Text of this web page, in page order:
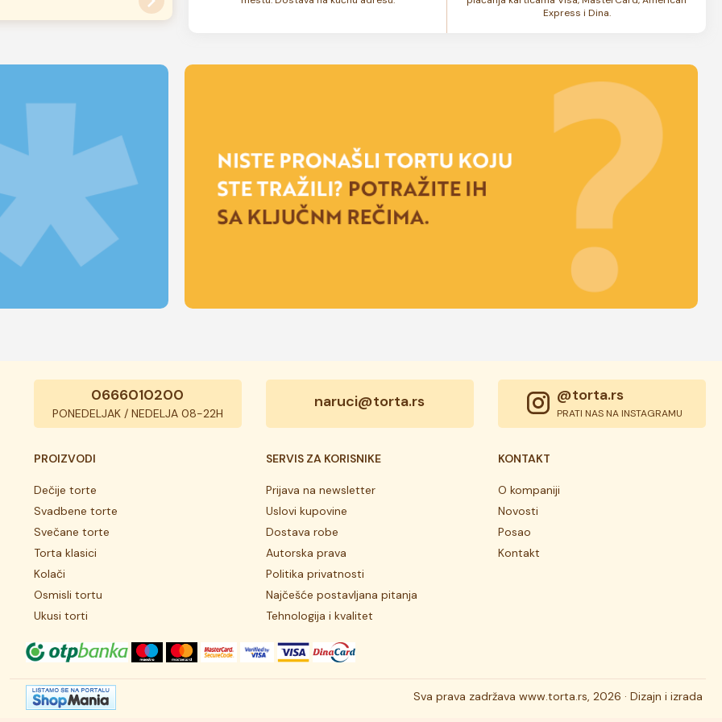
Express i Dina.
0666010200
PONEDELJAK / NEDELJA 08-22H
naruci@torta.rs @torta.rs
PRATI NAS NA INSTAGRAMU
PROIZVODI
Dečije torte
Svadbene torte
Svečane torte
Torta klasici
Kolači
Osmisli tortu
Ukusi torti
SERVIS ZA KORISNIKE
Prijava na newsletter
Uslovi kupovine
Dostava robe
Autorska prava
Politika privatnosti
Najčešće postavljana pitanja
Tehnologija i kvalitet
KONTAKT
O kompaniji
Novosti
Posao
Kontakt
Sva prava zadržava www.torta.rs, 2026 · Dizajn i izrada